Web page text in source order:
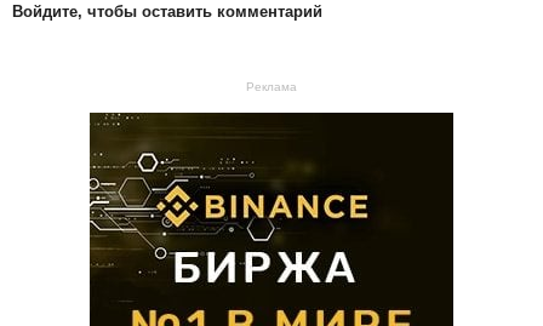
Войдите, чтобы оставить комментарий
Реклама